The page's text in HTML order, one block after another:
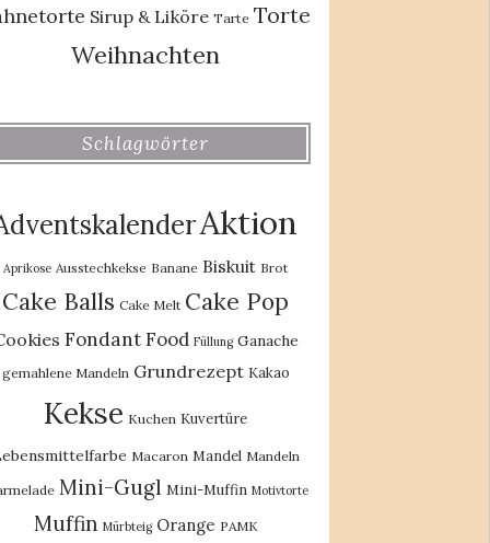
Sirup & Liköre Tarte Torte
Weihnachten
Schlagwörter
Aktion
Aprikose Ausstechkekse Banane Biskuit Brot
Cake Balls Cake Melt Cake Pop
Fondant Food Füllung Ganache
gemahlene Mandeln Grundrezept Kakao
Kekse Kuchen Kuvertüre
Macaron Mandel Mandeln
Mini-Gugl Mini-Muffin Motivtorte
Muffin Mürbteig Orange PAMK